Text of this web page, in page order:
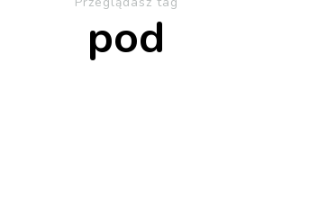
pod